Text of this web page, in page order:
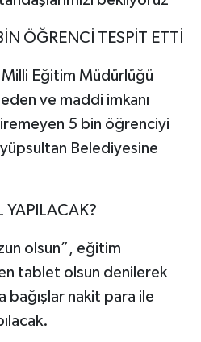
ÖĞRENCİ TESPİT ETTİ
Eğitim Müdürlüğü
ve maddi imkanı
5 bin öğrenciyi
Belediyesine
YAPILACAK?
olsun”, eğitim
tablet olsun denilerek
bağışlar nakit para ile